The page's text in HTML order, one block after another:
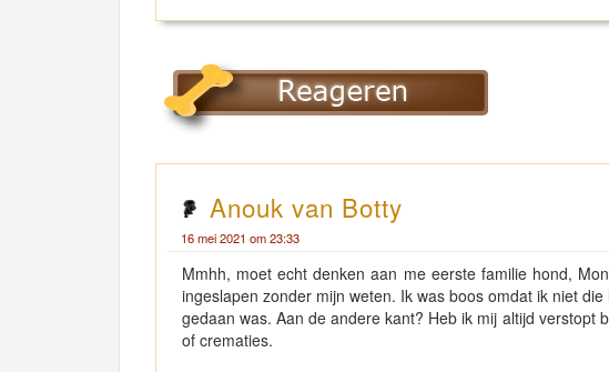
Anouk van Botty
16 mei 2021 om 23:33
Mmhh, moet echt denken aan me eerste familie hond,
ingeslapen zonder mijn weten. Ik was boos omdat ik niet
gedaan was. Aan de andere kant? Heb ik mij altijd verstopt
of crematies.